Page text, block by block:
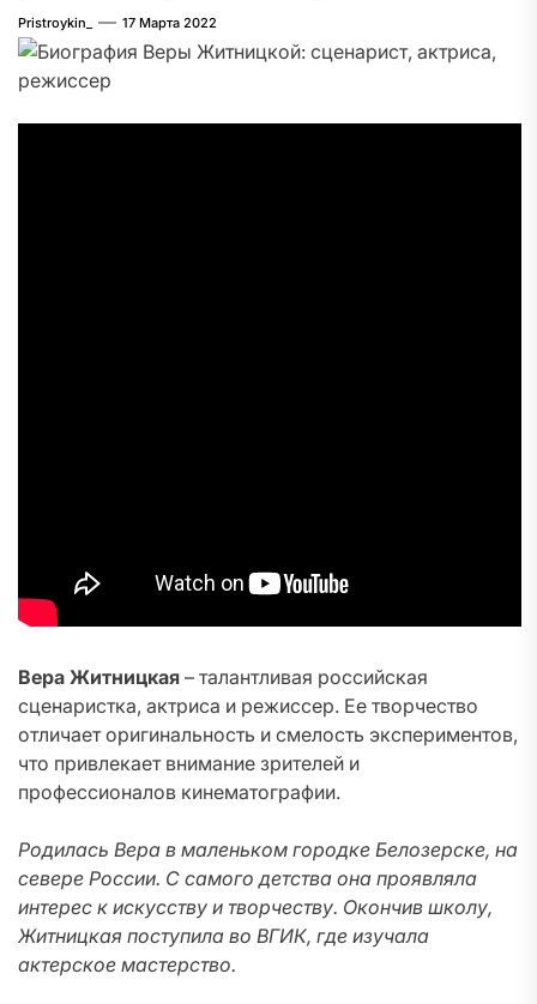
Pristroykin_ 17 Марта 2022
Вера Житницкая – талантливая российская
сценаристка, актриса и режиссер. Ее творчество
отличает оригинальность и смелость экспериментов,
что привлекает внимание зрителей и
профессионалов кинематографии.
Родилась Вера в маленьком городке Белозерске, на
севере России. С самого детства она проявляла
интерес к искусству и творчеству. Окончив школу,
Житницкая поступила во ВГИК, где изучала
актерское мастерство.